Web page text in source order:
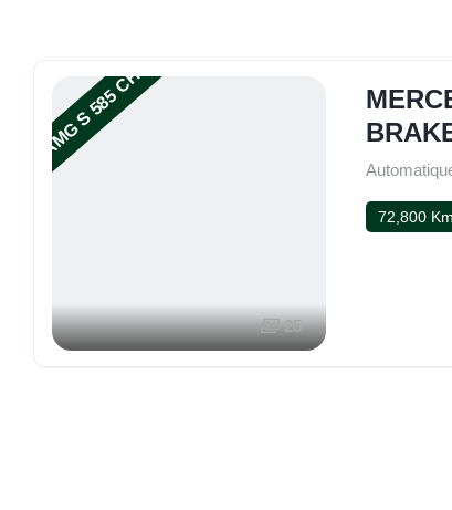
AMG S 585 CH
25
72,800 Km